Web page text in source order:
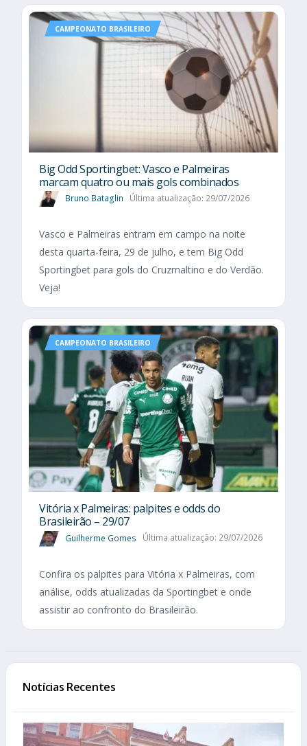
CAMPEONATO BRASILEIRO
Big Odd Sportingbet: Vasco e Palmeiras
marcam quatro ou mais gols combinados
Bruno Bataglin Última atualização: 29/07/2026
Vasco e Palmeiras entram em campo na noite
desta quarta-feira, 29 de julho, e tem Big Odd
Sportingbet para gols do Cruzmaltino e do Verdão.
Veja!
CAMPEONATO BRASILEIRO
Vitória x Palmeiras: palpites e odds do
Brasileirão – 29/07
Guilherme Gomes Última atualização: 29/07/2026
Confira os palpites para Vitória x Palmeiras, com
análise, odds atualizadas da Sportingbet e onde
assistir ao confronto do Brasileirão.
Notícias Recentes